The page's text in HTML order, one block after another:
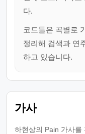
다.
코드툴은 곡별로
정리해 검색과 연
하고 있습니다.
가사
하현상의 Pain 가사를